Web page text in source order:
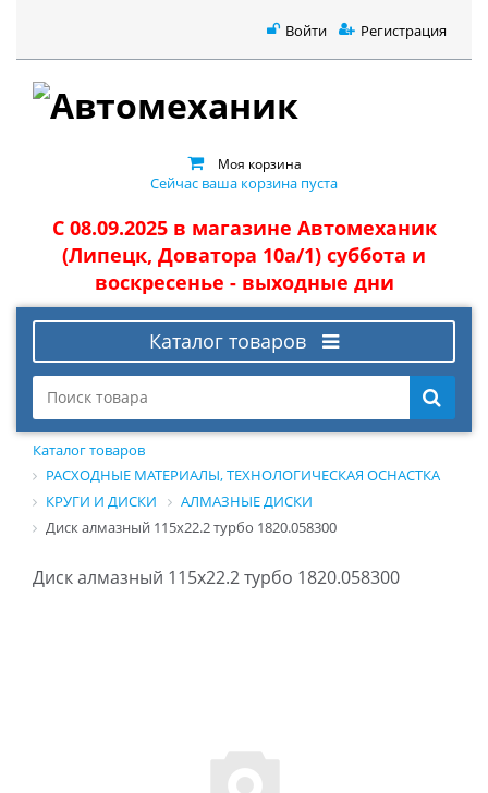
Войти Регистрация
Моя корзина
Сейчас ваша корзина пуста
С 08.09.2025 в магазине Автомеханик
(Липецк, Доватора 10а/1) суббота и
воскресенье - выходные дни
Каталог товаров
Каталог товаров
РАСХОДНЫЕ МАТЕРИАЛЫ, ТЕХНОЛОГИЧЕСКАЯ ОСНАСТКА
КРУГИ И ДИСКИ
АЛМАЗНЫЕ ДИСКИ
Диск алмазный 115х22.2 турбо 1820.058300
Диск алмазный 115х22.2 турбо 1820.058300